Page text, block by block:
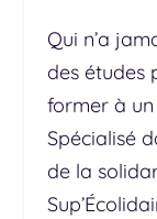
Qui n’a
des études
former à
Spécialisé
de la